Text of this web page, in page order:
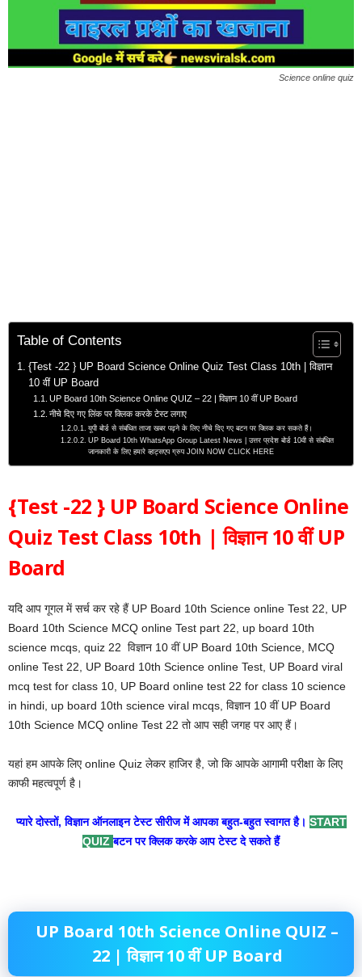
Science online quiz
Table of Contents
{Test -22 } UP Board Science Online Quiz Test Class 10th | विज्ञान
10 वीं UP Board
UP Board 10th Science Online QUIZ – 22 | विज्ञान 10 वीं UP Board
नीचे दिए गए लिंक पर क्लिक करके टेस्ट लगाए
यूपी बोर्ड से संबंधित ताजा खबर पढ़ने के लिए नीचे दिए गए बटन पर क्लिक कर सकते हैं।
UP Board 10th WhatsApp Group Latest News | उत्तर प्रदेश बोर्ड 10वी से संबंधित
जानकारी के लिए हमारे व्हाट्सएप ग्रुप JOIN NOW CLICK HERE
{Test -22 } UP Board Science Online
Quiz Test Class 10th | विज्ञान 10 वीं UP
Board
यदि आप गूगल में सर्च कर रहे हैं UP Board 10th Science online Test 22, UP
Board 10th Science MCQ online Test part 22, up board 10th
science mcqs, quiz 22 विज्ञान 10 वीं UP Board 10th Science, MCQ
online Test 22, UP Board 10th Science online Test, UP Board viral
mcq test for class 10, UP Board online test 22 for class 10 science
in hindi, up board 10th science viral mcqs, विज्ञान 10 वीं UP Board
10th Science MCQ online Test 22 तो आप सही जगह पर आए हैं।
यहां हम आपके लिए online Quiz लेकर हाजिर है, जो कि आपके आगामी परीक्षा के लिए
काफी महत्वपूर्ण है।
प्यारे दोस्तों, विज्ञान ऑनलाइन टेस्ट सीरीज में आपका बहुत-बहुत स्वागत है। START
QUIZ बटन पर क्लिक करके आप टेस्ट दे सकते हैं
UP Board 10th Science Online QUIZ –
22 | विज्ञान 10 वींUP Board